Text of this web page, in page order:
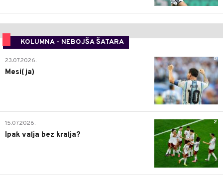
KOLUMNA - NEBOJŠA ŠATARA
0
23.07.2026.
Mesi(ja)
2
15.07.2026.
Ipak valja bez kralja?